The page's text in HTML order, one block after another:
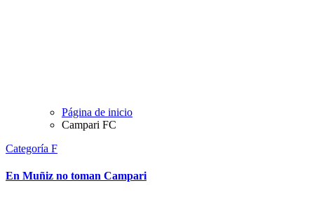
Página de inicio
Campari FC
Categoría F
En Muñiz no toman Campari